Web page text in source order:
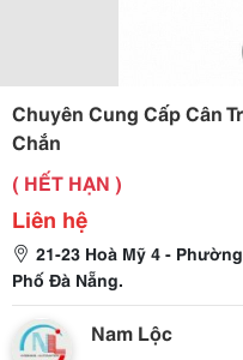
Chuyên Cung Cấp Cân
Chắn
( HẾT HẠN )
Liên hệ
21-23 Hoà Mỹ 4 -
Phố Đà Nẵng.
Nam Lộc